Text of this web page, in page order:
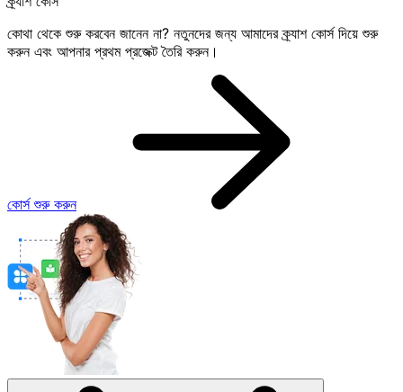
কোথা থেকে শুরু করবেন জানেন না? নতুনদের জন্য আমাদের ক্র্যাশ কোর্স দিয়ে শুরু
করুন এবং আপনার প্রথম প্রজেক্ট তৈরি করুন।
কোর্স শুরু করুন